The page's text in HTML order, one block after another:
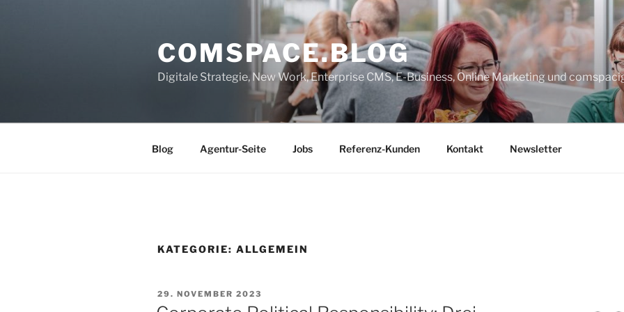
COMSPACE.BLOG
Digitale Strategie, New Work, Enterprise CMS, E-Business, Online Marketing und
Blog Agentur-Seite Jobs Referenz-Kunden Kontakt Newsletter
KATEGORIE: ALLGEMEIN
VERÖFFENTLICHT
AM
29. NOVEMBER 2023